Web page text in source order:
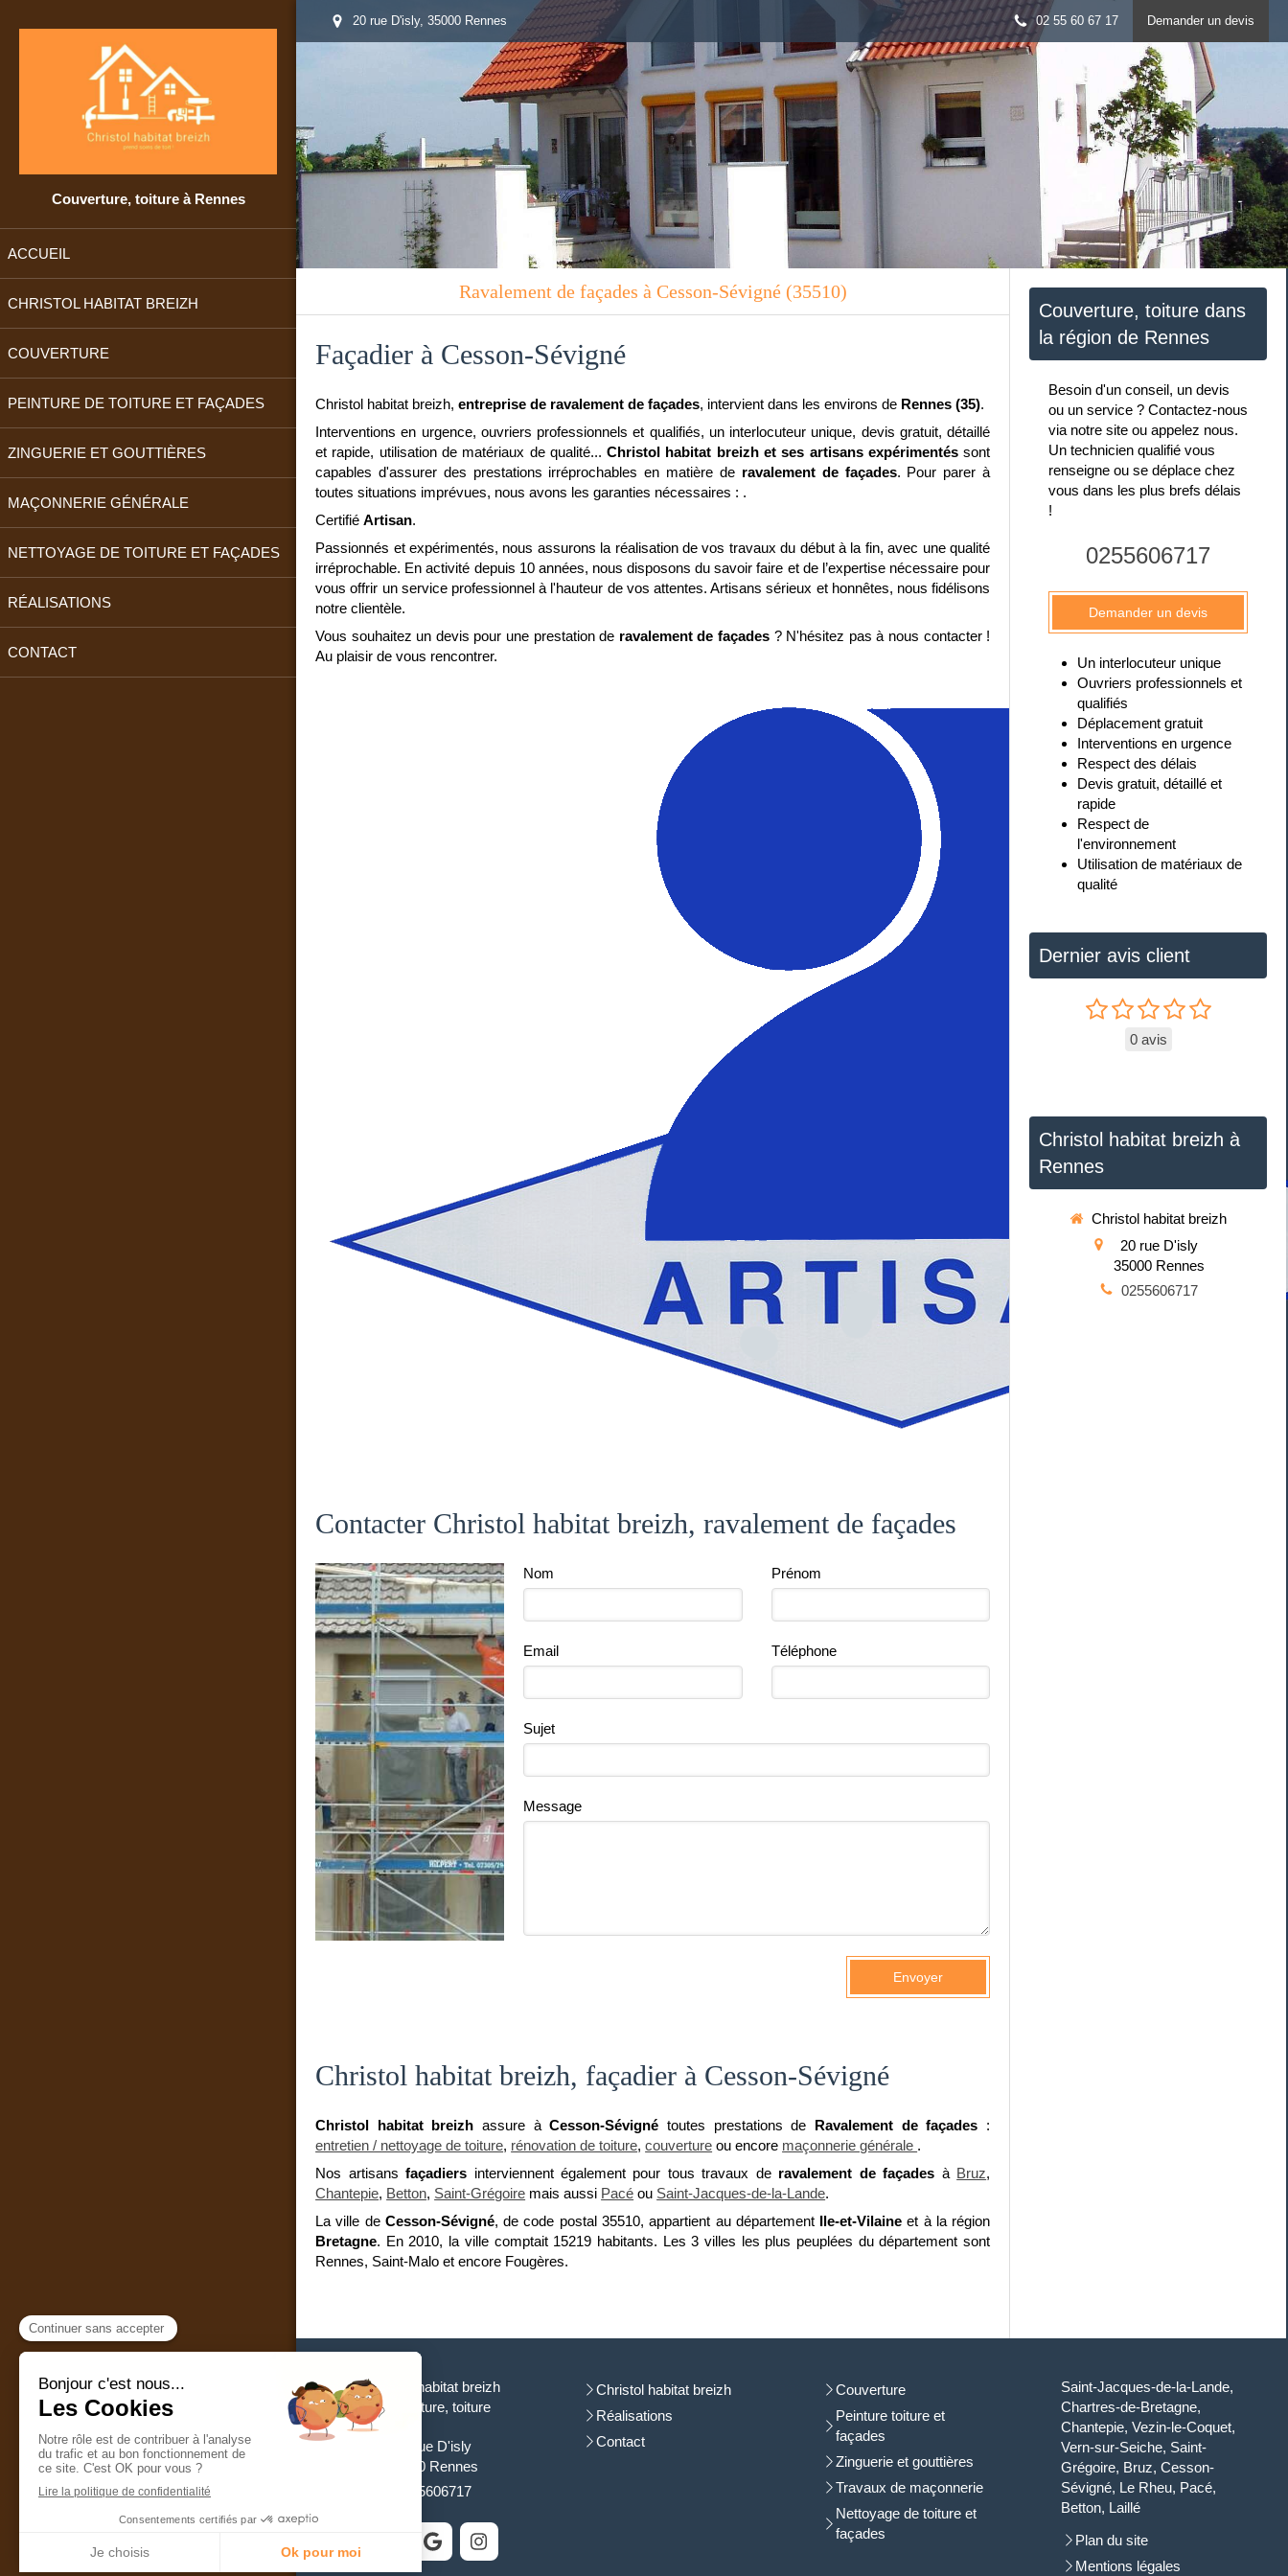
Couverture, toiture à Rennes
ACCUEIL
CHRISTOL HABITAT BREIZH
COUVERTURE
PEINTURE DE TOITURE ET FAÇADES
ZINGUERIE ET GOUTTIÈRES
MAÇONNERIE GÉNÉRALE
NETTOYAGE DE TOITURE ET FAÇADES
RÉALISATIONS
CONTACT
20 rue D'isly, 35000 Rennes Demander un devis
02 55 60 67 17
Ravalement de façades à Cesson-Sévigné (35510)
Façadier à Cesson-Sévigné
Christol habitat breizh,entreprise de ravalement de façades, intervient dans les environs de Rennes (35).
Interventions en urgence, ouvriers professionnels et qualifiés, un interlocuteur unique, devis gratuit, détaillé
et rapide, utilisation de matériaux de qualité...Christol habitat breizh et ses artisans expérimentéssont
capables d'assurer des prestations irréprochables en matière de ravalement de façades. Pour parer à
toutes situations imprévues, nous avons les garanties nécessaires : .
CertifiéArtisan.
Passionnés et expérimentés, nous assurons la réalisation de vos travaux du début à la fin, avec une qualité
irréprochable. En activité depuis 10 années, nous disposons du savoir faire et de l’expertise nécessaire pour
vous offrir un service professionnel à l'hauteur de vos attentes. Artisans sérieux et honnêtes, nous fidélisons
notre clientèle.
Vous souhaitez un devis pour une prestation de ravalement de façades ? N'hésitez pas à nous contacter !
Au plaisir de vous rencontrer.
Contacter Christol habitat breizh, ravalement de façades
Nom Prénom
Email Téléphone
Sujet
Message
Envoyer
Christol habitat breizh, façadier à Cesson-Sévigné
Christol habitat breizh assure àCesson-Sévigné toutes prestations de Ravalement de façades :
entretien / nettoyage de toiture, rénovation de toiture,couverture ou encore maçonnerie générale .
Nos artisansfaçadiers interviennent également pour tous travaux de ravalement de façades à Bruz,
Chantepie, Betton, Saint-Grégoire mais aussi Pacé ou Saint-Jacques-de-la-Lande.
La ville de Cesson-Sévigné, de code postal 35510, appartient au département Ile-et-Vilaine et à la région
Bretagne. En 2010, la ville comptait 15219 habitants. Les 3 villes les plus peuplées du département sont
Rennes, Saint-Malo et encore Fougères.
Couverture, toiture dans
la région de Rennes
Besoin d'un conseil, un devis
ou un service ? Contactez-nous
via notre site ou appelez nous.
Un technicien qualifié vous
renseigne ou se déplace chez
vous dans les plus brefs délais
!
0255606717
Demander un devis
Un interlocuteur unique
Ouvriers professionnels et
qualifiés
Déplacement gratuit
Interventions en urgence
Respect des délais
Devis gratuit, détaillé et
rapide
Respect de
l'environnement
Utilisation de matériaux de
qualité
Dernier avis client
0 avis
Christol habitat breizh à
Rennes
Christol habitat breizh
20 rue D'isly
35000 Rennes
0255606717
Christol habitat breizh
Couverture, toiture
20 rue D'isly
35000 Rennes
0255606717
Christol habitat breizh
Réalisations
Contact
Couverture
Peinture toiture et
façades
Zinguerie et gouttières
Travaux de maçonnerie
Nettoyage de toiture et
façades
Saint-Jacques-de-la-Lande,
Chartres-de-Bretagne,
Chantepie, Vezin-le-Coquet,
Vern-sur-Seiche, Saint-
Grégoire, Bruz, Cesson-
Sévigné, Le Rheu, Pacé,
Betton, Laillé
Plan du site
Mentions légales